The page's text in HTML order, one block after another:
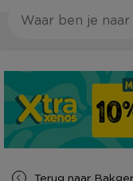
Terug naar